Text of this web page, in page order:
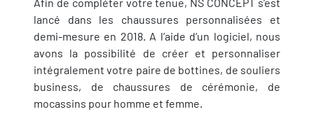
lancé dans les chaussures personnalisées et
demi-mesure en 2018. A l’aide d’un logiciel, nous
avons la possibilité de créer et personnaliser
intégralement votre paire de bottines, de souliers
business, de chaussures de cérémonie, de
mocassins pour homme et femme.